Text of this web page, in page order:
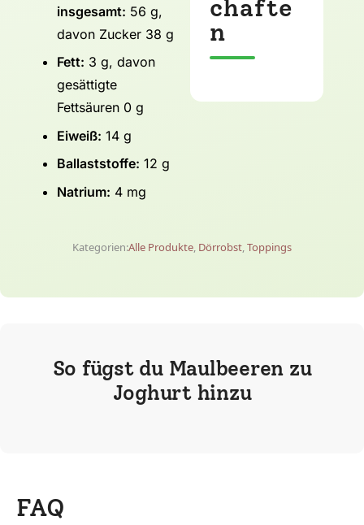
insgesamt: 56 g,
davon Zucker 38 g
Fett: 3 g, davon
gesättigte
Fettsäuren 0 g
Eiweiß: 14 g
Ballaststoffe: 12 g
Natrium: 4 mg
chafte
n
Kategorien:Alle Produkte, Dörrobst,Toppings
So fügst du Maulbeeren zu
Joghurt hinzu
FAQ